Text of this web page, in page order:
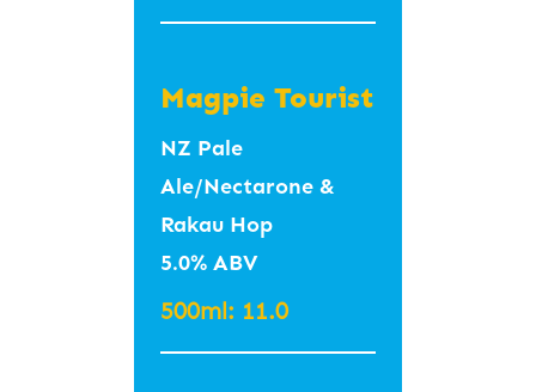
350ml – 8.5 (Wild
Komb, Korea)
Campfire
Amber Ale 캠프
파이오 앰버
5.0% 23 IBU
Magpie Tourist
NZ Pale
Ale/Nectarone &
Rakau Hop
5.0% ABV
500ml: 11.0